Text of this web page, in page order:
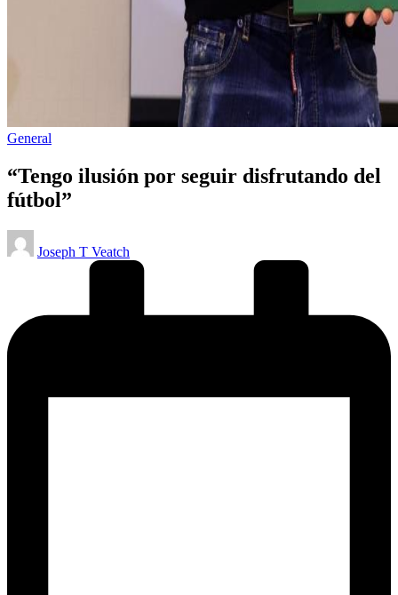
Publicado
General
“Tengo ilusión por seguir disfrutando del
fútbol”
Publicado
por
Joseph T Veatch